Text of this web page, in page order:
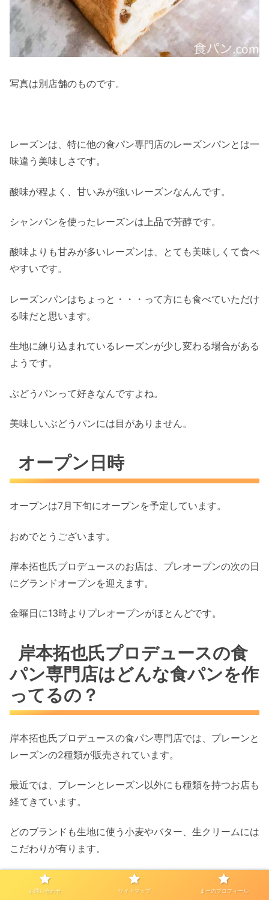
写真は別店舗のものです。
レーズンは、特に他の食パン専門店のレーズンパンとは一
味違う美味しさです。
酸味が程よく、甘いみが強いレーズンなんんです。
シャンパンを使ったレーズンは上品で芳醇です。
酸味よりも甘みが多いレーズンは、とても美味しくて食べ
やすいです。
レーズンパンはちょっと・・・って方にも食べていただけ
る味だと思います。
生地に練り込まれているレーズンが少し変わる場合がある
ようです。
ぶどうパンって好きなんですよね。
美味しいぶどうパンには目がありません。
オープン日時
オープンは7月下旬にオープンを予定しています。
おめでとうございます。
岸本拓也氏プロデュースのお店は、プレオープンの次の日
にグランドオープンを迎えます。
金曜日に13時よりプレオープンがほとんどです。
岸本拓也氏プロデュースの食
パン専門店はどんな食パンを作
ってるの？
岸本拓也氏プロデュースの食パン専門店では、プレーンと
レーズンの2種類が販売されています。
最近では、プレーンとレーズン以外にも種類を持つお店も
経てきています。
どのブランドも生地に使う小麦やバター、生クリームには
こだわりが有ります。
ご当地素材を使う事もありますし、海外のグラフィットバ
ターを使っているお店もあります。
お問い合わせ サイトマップ まーのプロフィール